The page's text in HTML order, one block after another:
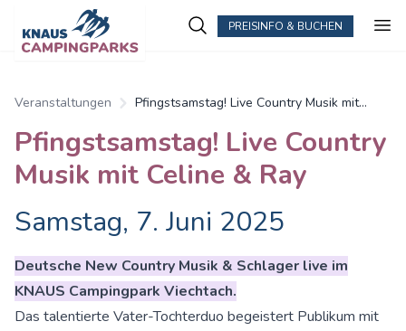
PREISINFO & BUCHEN
Veranstaltungen
Pfingstsamstag! Live Country Musik mit
Pfingstsamstag! Live Country
Musik mit Celine & Ray
Samstag, 7. Juni 2025
Deutsche New Country Musik & Schlager live im
KNAUS Campingpark Viechtach.
Das talentierte Vater-Tochterduo begeistert Publikum mit